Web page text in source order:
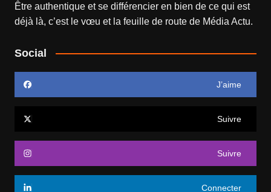
Être authentique et se différencier en bien de ce qui est
déjà là, c’est le vœu et la feuille de route de Média Actu.
Social
J’aime
Suivre
Suivre
Connecter